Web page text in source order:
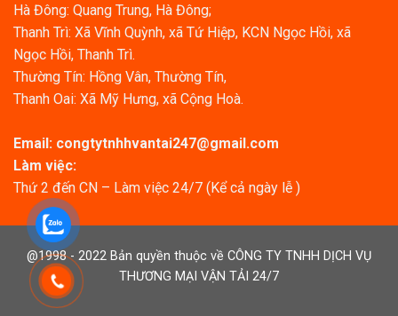
Hà Đông: Quang Trung, Hà Đông;
Thanh Trì: Xã Vĩnh Quỳnh, xã Tứ Hiệp, KCN Ngọc Hồi, xã
Ngọc Hồi, Thanh Trì.
Thường Tín: Hồng Vân, Thường Tín,
Thanh Oai: Xã Mỹ Hưng, xã Cộng Hoà.
Email: congtytnhhvantai247@gmail.com
Làm việc:
Thứ 2 đến CN – Làm việc 24/7 (Kể cả ngày lễ )
@1998 - 2022 Bản quyền thuộc về CÔNG TY TNHH DỊCH VỤ
THƯƠNG MẠI VẬN TẢI 24/7